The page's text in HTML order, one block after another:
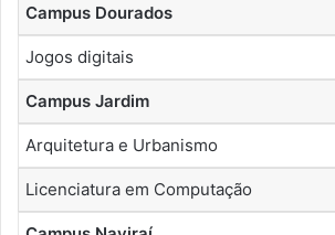
Campus Dourados
Jogos digitais
Campus Jardim
Arquitetura e Urbanismo
Licenciatura em Computação